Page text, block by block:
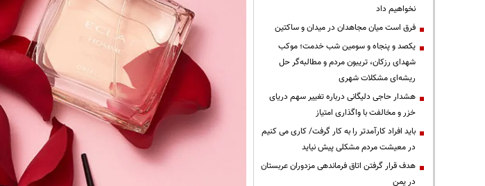
نخواهیم داد
فرق است میان مجاهدان در میدان و ساکتین
یکصد و پنجاه و سومین شب خدمت؛ موکب
شهدای رزکان، تریبون مردم و مطالبه‌گر حل
ریشه‌ای مشکلات شهری
هشدار حاجی دلیگانی درباره تغییر سهم دریای
خزر و مخالفت با واگذاری امتیاز
باید افراد کارآمدتر را به کار گرفت/ کاری می کنیم
در معیشت مردم مشکلی پیش نیاید
هدف قرار گرفتن اتاق‌ فرماندهی مزدوران عربستان
در یمن